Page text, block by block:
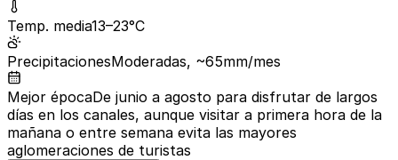
Temp. media13–23°C
PrecipitacionesModeradas, ~65mm/mes
Mejor épocaDe junio a agosto para disfrutar de largos
días en los canales, aunque visitar a primera hora de la
mañana o entre semana evita las mayores
aglomeraciones de turistas